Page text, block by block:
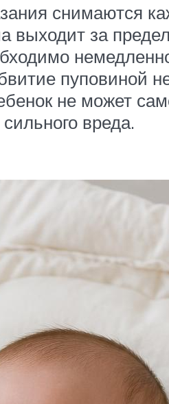
снимаются
выходит за
пуповиной
не может
вреда.